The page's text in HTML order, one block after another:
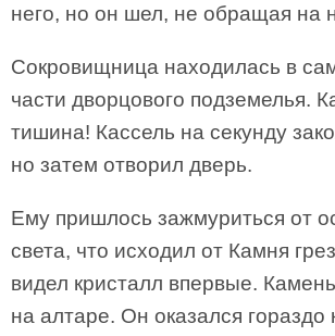
него, но он шел, не обращая на
Сокровищница находилась в
части дворцового подземелья.
тишина! Кассель на секунду
но затем отворил дверь.
Ему пришлось зажмуриться от
света, что исходил от Камня
видел кристалл впервые.
на алтаре. Он оказался гораздо